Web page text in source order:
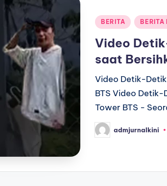
Posted
BERITA BERITA
Video
saat
Video Detik-
BTS Video
Tower BTS -
Posted
by
admjurnalkini